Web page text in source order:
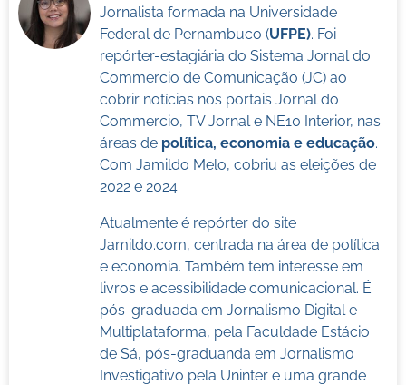
Jornalista formada na Universidade
Federal de Pernambuco (UFPE). Foi
repórter-estagiária do Sistema Jornal do
Commercio de Comunicação (JC) ao
cobrir notícias nos portais Jornal do
Commercio, TV Jornal e NE10 Interior, nas
áreas de política, economia e educação.
Com Jamildo Melo, cobriu as eleições de
2022 e 2024.
Atualmente é repórter do site
Jamildo.com, centrada na área de política
e economia. Também tem interesse em
livros e acessibilidade comunicacional. É
pós-graduada em Jornalismo Digital e
Multiplataforma, pela Faculdade Estácio
de Sá, pós-graduanda em Jornalismo
Investigativo pela Uninter e uma grande